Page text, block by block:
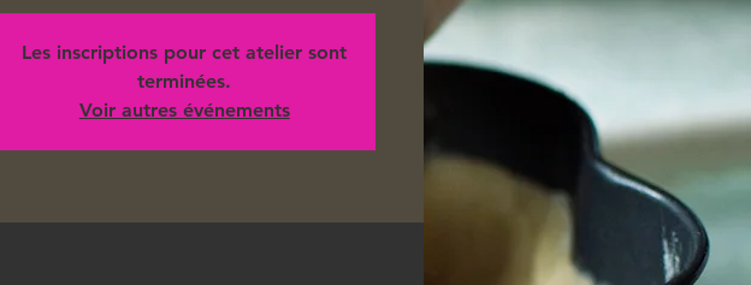
Les inscriptions pour cet atelier sont
terminées.
Voir autres événements